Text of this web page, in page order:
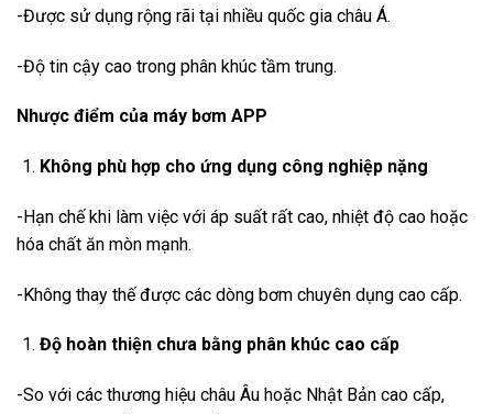
-Được sử dụng rộng rãi tại nhiều quốc gia châu Á.
-Độ tin cậy cao trong phân khúc tầm trung.
Nhược điểm của máy bơm APP
Không phù hợp cho ứng dụng công nghiệp nặng
-Hạn chế khi làm việc với áp suất rất cao, nhiệt độ cao hoặc
hóa chất ăn mòn mạnh.
-Không thay thế được các dòng bơm chuyên dụng cao cấp.
Độ hoàn thiện chưa bằng phân khúc cao cấp
-So với các thương hiệu châu Âu hoặc Nhật Bản cao cấp,